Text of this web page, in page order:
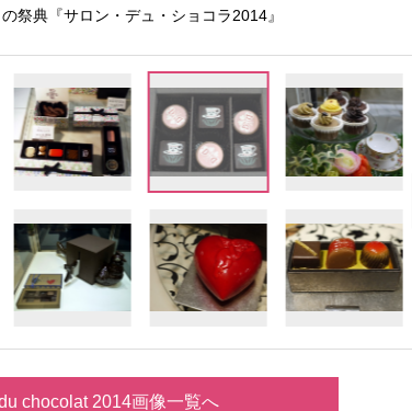
祭典『サロン・デュ・ショコラ2014』
chocolat 2014画像一覧へ